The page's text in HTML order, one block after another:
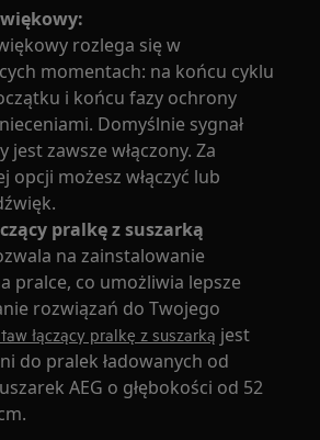
rozlega się w
momentach: na końcu cyklu
i końcu fazy ochrony
Domyślnie sygnał
jest zawsze włączony. Za
opcji możesz włączyć lub
pralkę z suszarką
na zainstalowanie
pralce, co umożliwia lepsze
rozwiązań do Twojego
łączący pralkę z suszarką jest
do pralek ładowanych od
AEG o głębokości od 52